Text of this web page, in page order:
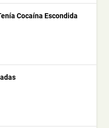
Cocaína Escondida